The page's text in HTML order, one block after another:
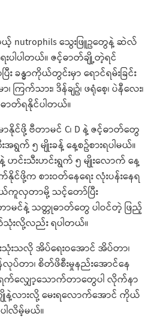
nutrophils သွေးဖြူဥတွေနဲ့ ဆဲလ်
ပါပါတယ်။ ဇင့်ဓာတ်ချို့တဲ့ရင်
ခန္ဓာကိုယ်တွင်းမှာ ရောင်ရမ်းခြင်း
ကြက်သား၊ ဒိန်ချဥ်၊ ဖရုံစေ့၊ ပဲနီလေး၊
ဓာတ်ရနိုင်ပါတယ်။
ာနိုင်ဖို့ ဗီတာမင် C၊ D နဲ့ ဇင့်ဓာတ်တွေ
ရွက် ၅ မျိုးခန့် နေ့စဥ်စားရပါမယ်။
င်းသီးဟင်းရွက် ၅ မျိုးလောက် နေ့
နိုင်ဖို့က စားဝတ်နေရေး လုံးပန်းနေရ
ကူလှတာမို့ သင့်တော်ပြီး
မင်နဲ့ သတ္တုဓာတ်တွေ ပါဝင်တဲ့ ဖြည့်
သုံးလို့လည်း ရပါတယ်။
းသလို အိပ်ရေးဝအောင် အိပ်တာ၊
တာ၊ စိတ်ဖိစီးမှုနည်းအောင်နေ
က်လျှော့သောက်တာတွေပါ လိုက်နာ
ျိုနဲ့လားလို့ မေးရလောက်အောင် ကိုယ်
ပါလိမ့်မယ်။